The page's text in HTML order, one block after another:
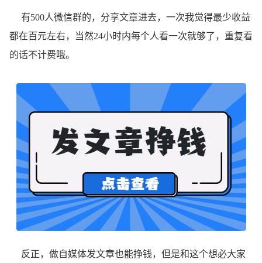
有500人微信群的，分享文章进去，一次我觉得最少收益
都在百元左右，当然24小时内每个人看一次就够了，重复看
的话不计费哦。
反正，做自媒体发文章也能挣钱，但是和这个想必大家